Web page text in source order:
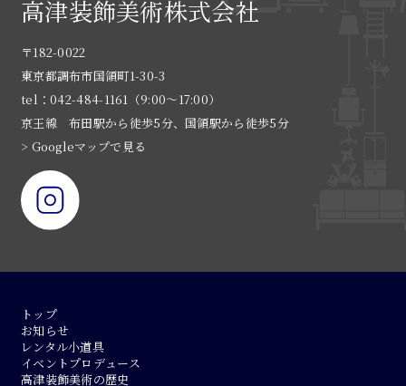
高津装飾美術株式会社
〒182-0022
東京都調布市国領町1-30-3
tel：042-484-1161（9:00〜17:00）
京王線 布田駅から徒歩5分、国領駅から徒歩5分
> Googleマップで見る
トップ
お知らせ
レンタル小道具
イベントプロデュース
高津装飾美術の歴史